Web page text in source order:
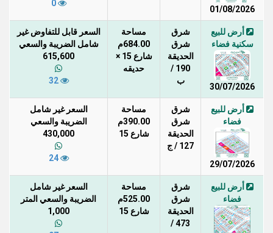
01/08/2026
0
أرض للبيع
سكنية فضاء
30/07/2026
شرق
شرق
الحديقة
190 /
ب
مساحة
684.00م
شارع 15 ×
حديقه
السعر قابل للتفاوض غير
شامل الضريبة والسعي
615,600
32
أرض للبيع
فضاء
29/07/2026
شرق
شرق
الحديقة
127 / ج
مساحة
390.00م
شارع 15
السعر غير شامل
الضريبة والسعي
430,000
24
أرض للبيع
فضاء
شرق
شرق
الحديقة
473 /
مساحة
525.00م
شارع 15
السعر غير شامل
الضريبة والسعي المتر
1,000